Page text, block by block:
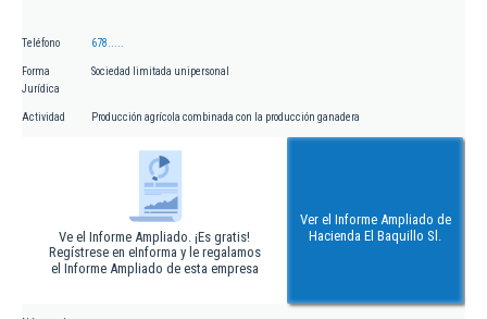
Teléfono 678.....
Forma
Jurídica
Sociedad limitada unipersonal
Actividad Producción agrícola combinada con la producción ganadera
Ve el Informe Ampliado. ¡Es gratis!
Regístrese en eInforma y le regalamos
el Informe Ampliado de esta empresa
Ver el Informe Ampliado de
Hacienda El Baquillo Sl.